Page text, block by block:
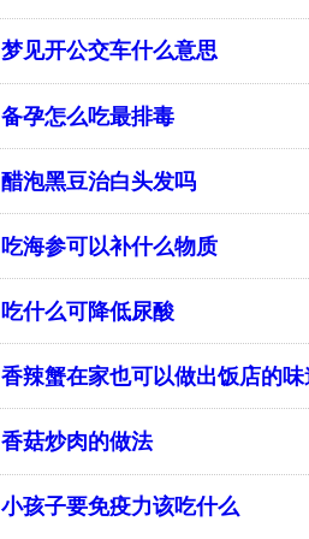
梦见开公交车什么意思
备孕怎么吃最排毒
醋泡黑豆治白头发吗
吃海参可以补什么物质
吃什么可降低尿酸
香辣蟹在家也可以做出饭店的味
香菇炒肉的做法
小孩子要免疫力该吃什么